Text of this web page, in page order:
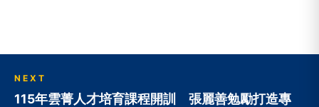
NEXT
115年雲菁人才培育課程開訓 張麗善勉勵打造專